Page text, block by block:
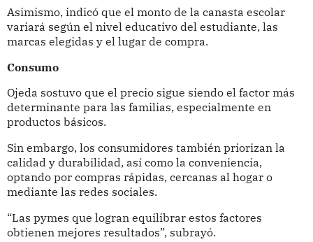
Asimismo, indicó que el monto de la canasta escolar
variará según el nivel educativo del estudiante, las
marcas elegidas y el lugar de compra.
Consumo
Ojeda sostuvo que el precio sigue siendo el factor más
determinante para las familias, especialmente en
productos básicos.
Sin embargo, los consumidores también priorizan la
calidad y durabilidad, así como la conveniencia,
optando por compras rápidas, cercanas al hogar o
mediante las redes sociales.
“Las pymes que logran equilibrar estos factores
obtienen mejores resultados”, subrayó.